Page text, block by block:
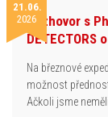
21.06.
2026Rozhovor s
DETECTORS
Na březnové
možnost
Ačkoli jsme